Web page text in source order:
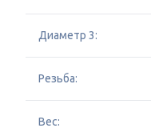
Диаметр 3:
Резьба:
Вес: